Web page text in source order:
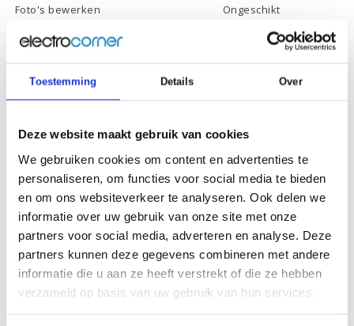
Toestemming Details Over
Deze website maakt gebruik van cookies
We gebruiken cookies om content en advertenties te
personaliseren, om functies voor social media te bieden
en om ons websiteverkeer te analyseren. Ook delen we
informatie over uw gebruik van onze site met onze
partners voor social media, adverteren en analyse. Deze
partners kunnen deze gegevens combineren met andere
informatie die u aan ze heeft verstrekt of die ze hebben
verzameld op basis van uw gebruik van hun services.
Foto's bewerken
Ongeschikt
Ongeschikt
Gamen
Ongeschikt
Schermdiagonaal:
15.6 inch (39,6 cm)
Scherm resolutie:
1920 x 1080 (Full HD)
Touchscreen:
-
Scherm reflectie:
Ontspiegeld
Scherm omklapbaar:
-